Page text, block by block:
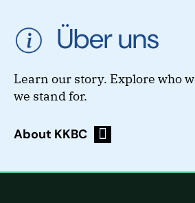
Über uns
Learn our story. Explore who
we stand for.
About KKBC